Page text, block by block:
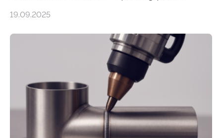
Automobil, Maschinenbau und in der Zulieferindustrie.
Teile als eine Einheit verpacken. Die Anordnung kann
der Benutzer vorgeben und erhält so mehr Kontrolle
über die Positionierung der Bauteile. Die ebenfalls neue
Automatisierungsschnittstelle dient dazu, die Software
besser in spezifische Unternehmensprozesse
einzubinden. Sankt Augustin – Zur Messe FACHPACK
vom 23. bis 25. September in Nürnberg…
19.09.2025